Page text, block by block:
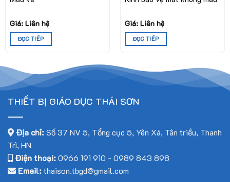
tín.
CÔNG TY CP CÔNG NGHỆ VÀ THIẾT BỊ GIÁO DỤC THÁI
Địa chỉ:Số 6 ngõ 4 ngách 1 Phố Đồng Me Mễ Trì Hạ, Phường
Từ Liêm, Thành Phố Hà Nội, Việt Nam
Hotline
Giá: Liên hệ
ĐỌC TIẾP
Giá: Liên hệ
ĐỌC TIẾP
THIẾT BỊ GIÁO DỤC THÁI SƠN
Địa chỉ:Số 37 NV 5, Tổng cục 5, Yên Xá, Tân triều, Thanh
Trì, HN
Điện thoại:0966 191 910 -0989 843 898
Email:thaison.tbgd@gmail.com